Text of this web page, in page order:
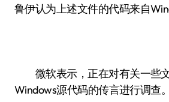
鲁伊认为上述文件的代码来自
微软表示，正在对有关一些
Windows源代码的传言进行调查。